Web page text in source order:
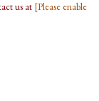
us at [Please enable